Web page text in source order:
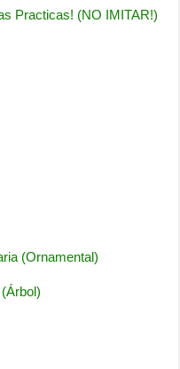
Practicas! (NO IMITAR!)
(Ornamental)